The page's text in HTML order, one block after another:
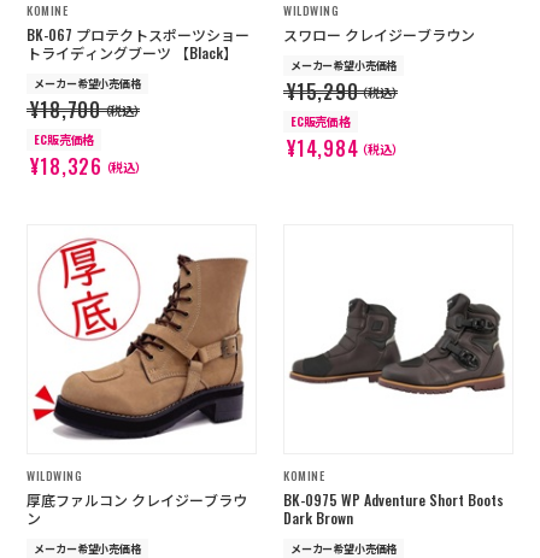
KOMINE
BK-067 プロテクトスポーツショー
トライディングブーツ 【Black】
メーカー希望小売価格
¥18,700（税込）
EC販売価格
¥18,326（税込）
WILDWING
スワロー クレイジーブラウン
メーカー希望小売価格
¥15,290（税込）
EC販売価格
¥14,984（税込）
WILDWING
厚底ファルコン クレイジーブラウ
ン
メーカー希望小売価格
KOMINE
BK-0975 WP Adventure Short Boots
Dark Brown
メーカー希望小売価格